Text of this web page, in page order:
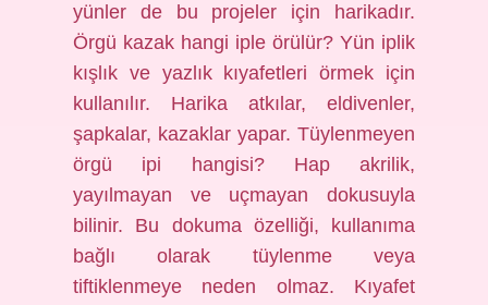
yünler de bu projeler için harikadır.
Örgü kazak hangi iple örülür? Yün iplik
kışlık ve yazlık kıyafetleri örmek için
kullanılır. Harika atkılar, eldivenler,
şapkalar, kazaklar yapar. Tüylenmeyen
örgü ipi hangisi? Hap akrilik,
yayılmayan ve uçmayan dokusuyla
bilinir. Bu dokuma özelliği, kullanıma
bağlı olarak tüylenme veya
tiftiklenmeye neden olmaz. Kıyafet